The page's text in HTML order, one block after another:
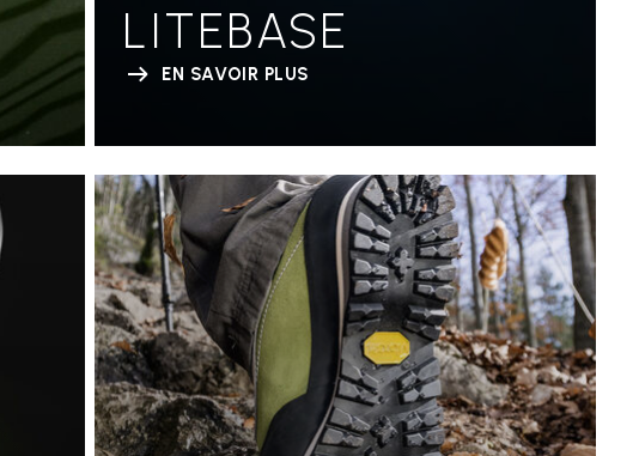
LITEBASE
EN SAVOIR PLUS